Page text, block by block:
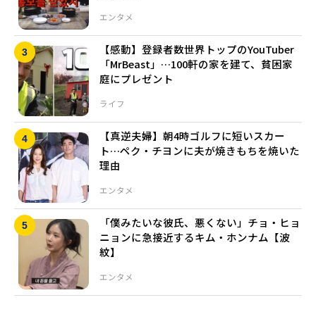
エンタメ
ライフ
【感動】登録者数世界トップのYouTuber
「MrBeast」…100軒の家を建て、貧困家
庭にプレゼント
エンタメ
【真逆夫婦】朝4時ゴルフに短いスカー
ト…ペク・チヨンに夫が焼きもちを焼いた
理由
エンタメ
「僕みたいな彼氏、悪くない」チョ・ヒョ
ニョンに急接近するキム・ホンナム【波
紋】